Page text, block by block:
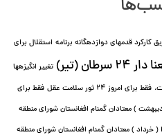
کارکرد قدمهای دوازده⁯گانه برنامه استقلال برای
(تیر)
تغییر انگیزه⁯ها
فقط برای امروز 24 ثور سلامت عقل
فقط برای
٢٩ ثور ( اردیبهشت ) معتادان گمنام افغانستان شورای منطقه
امروز ۱۶ جوزا ( خرداد ) معتادان گمنام افغانستان شورای منطقه